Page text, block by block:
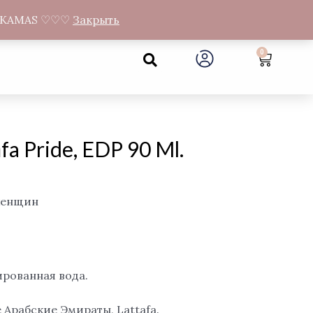
Search 0 Cart
Pride, EDP 90 Ml.
вода.
Эмираты, Lattafa.
♡♡♡ Закрыть